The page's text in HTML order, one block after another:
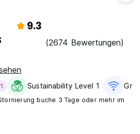
9.3
(2674 Bewertungen)
Sustainability Level 1
buche 3 Tage oder mehr im